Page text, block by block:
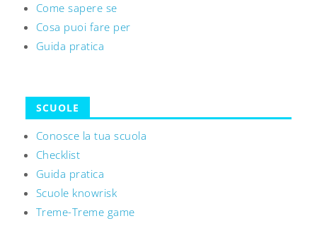
Come sapere se
Cosa puoi fare per
Guida pratica
SCUOLE
Conosce la tua scuola
Checklist
Guida pratica
Scuole knowrisk
Treme-Treme game